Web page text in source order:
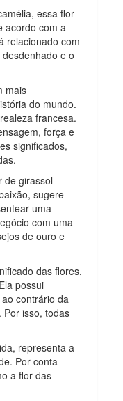
essa flor
acordo com a
relacionado com
e o
mais
do mundo.
francesa.
força e
significados,
de girassol
sugere
uma
com uma
de ouro e
das flores,
possui
contrário da
Por isso, todas
representa a
Por conta
a flor das